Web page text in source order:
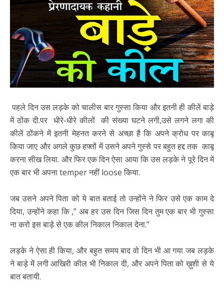
पहले दिन उस लड़के को चालीस बार गुस्सा किया और इतनी ही कीलें बाड़े
में ठोंक दी.पर धीरे-धीरे कीलों की संख्या घटने लगी,उसे लगने लगा की
कीलें ठोंकने में इतनी मेहनत करने से अच्छा है कि अपने क्रोध पर काबू
किया जाए और अगले कुछ हफ्तों में उसने अपने गुस्से पर बहुत हद्द तक काबू
करना सीख लिया. और फिर एक दिन ऐसा आया कि उस लड़के ने पूरे दिन में
एक बार भी अपना temper नहीं loose किया.
जब उसने अपने पिता को ये बात बताई तो उन्होंने ने फिर उसे एक काम दे
दिया, उन्होंने कहा कि ,” अब हर उस दिन जिस दिन तुम एक बार भी गुस्सा
ना करो इस बाड़े से एक कील निकाल निकाल देना.”
लड़के ने ऐसा ही किया, और बहुत समय बाद वो दिन भी आ गया जब लड़के
ने बाड़े में लगी आखिरी कील भी निकाल दी, और अपने पिता को ख़ुशी से ये
बात बतायी.